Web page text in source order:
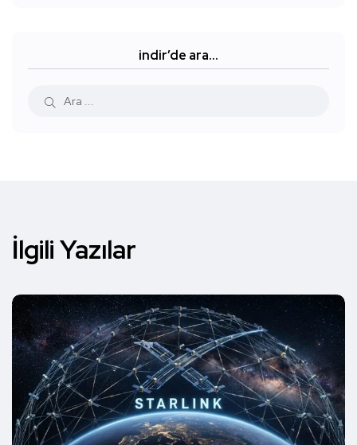
indir’de ara…
İlgili Yazılar